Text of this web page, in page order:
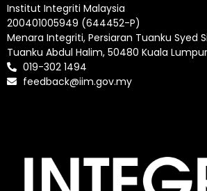
Institut Integriti Malaysia
200401005949 (644452-P)
Menara Integriti, Persiaran Tuanku Syed
Tuanku Abdul Halim, 50480 Kuala Lumpur
019-302 1494
feedback@iim.gov.my